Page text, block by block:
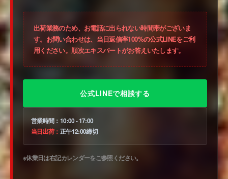
出荷業務のため、お電話に出られない時間帯がございま
す。お問い合わせは、当日返信率100%の公式LINEをご利
用ください。順次エキスパートがお答えいたします。
公式LINEで相談する
営業時間： 10:00 - 17:00
当日出荷： 正午12:00締切
※休業日は右記カレンダーをご参照ください。